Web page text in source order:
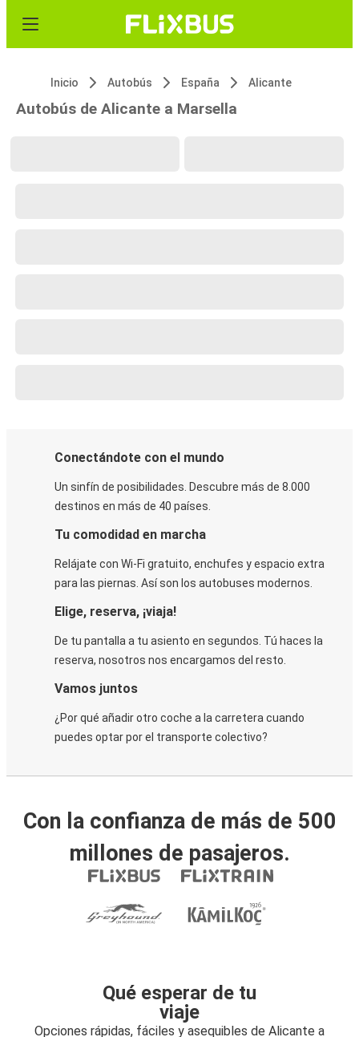
Inicio Autobús España Alicante
Autobús de Alicante a Marsella
Conectándote con el mundo
Un sinfín de posibilidades. Descubre más de 8.000
destinos en más de 40 países.
Tu comodidad en marcha
Relájate con Wi-Fi gratuito, enchufes y espacio extra
para las piernas. Así son los autobuses modernos.
Elige, reserva, ¡viaja!
De tu pantalla a tu asiento en segundos. Tú haces la
reserva, nosotros nos encargamos del resto.
Vamos juntos
¿Por qué añadir otro coche a la carretera cuando
puedes optar por el transporte colectivo?
Con la confianza de más de 500
millones de pasajeros.
Qué esperar de tu
viaje
Opciones rápidas, fáciles y asequibles de Alicante a